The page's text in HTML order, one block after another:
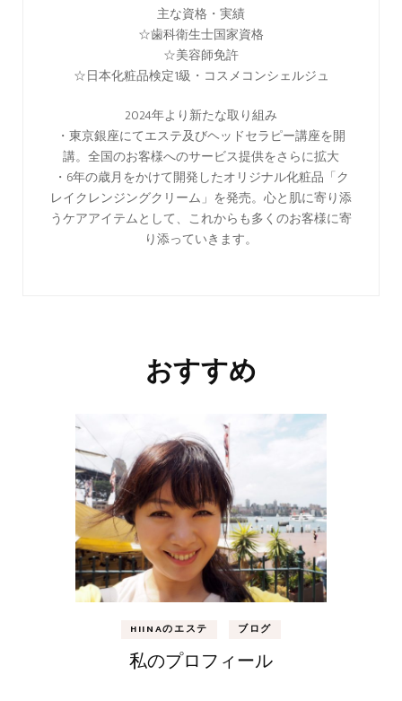
主な資格・実績
☆歯科衛生士国家資格
☆美容師免許
☆日本化粧品検定1級・コスメコンシェルジュ
2024年より新たな取り組み
・東京銀座にてエステ及びヘッドセラピー講座を開
講。全国のお客様へのサービス提供をさらに拡大
・6年の歳月をかけて開発したオリジナル化粧品「ク
レイクレンジングクリーム」を発売。心と肌に寄り添
うケアアイテムとして、これからも多くのお客様に寄
り添っていきます。
おすすめ
HIINAのエステ ブログ
私のプロフィール